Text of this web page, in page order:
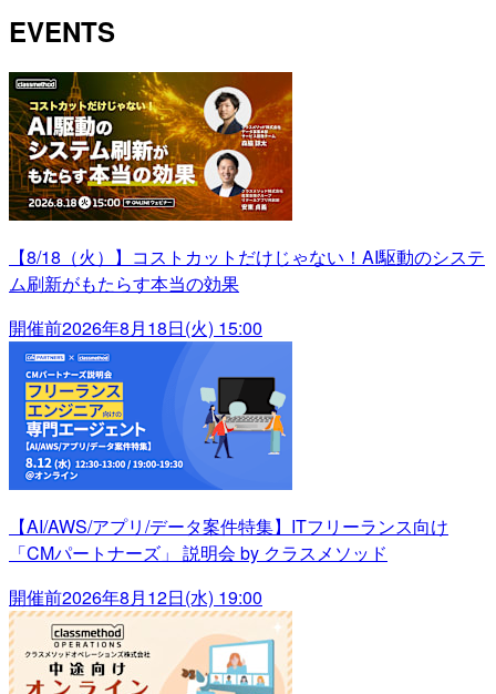
EVENTS
【8/18（火）】コストカットだけじゃない！AI駆動のシステ
ム刷新がもたらす本当の効果
開催前2026年8月18日(火) 15:00
【AI/AWS/アプリ/データ案件特集】ITフリーランス向け
「CMパートナーズ」 説明会 by クラスメソッド
開催前2026年8月12日(水) 19:00